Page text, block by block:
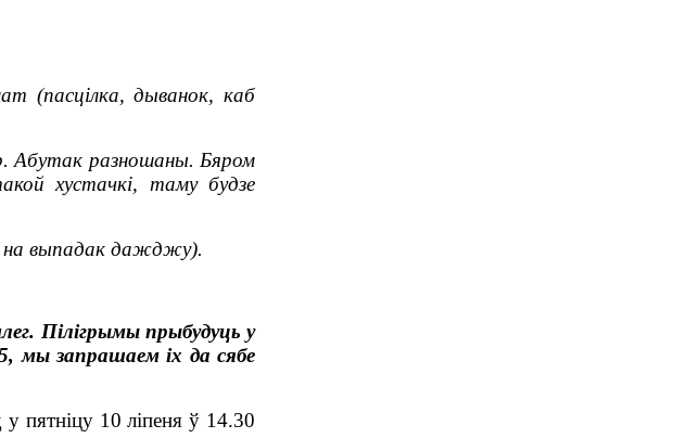
(пасцілка, дыванок, каб
Абутак разношаны. Бяром
хустачкі, таму будзе
на выпадак дажджу).
Пілігрымы прыбудуць у
мы запрашаем іх да сябе
пятніцу 10 ліпеня ў 14.30